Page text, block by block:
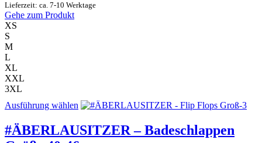
auf
Lieferzeit: ca. 7-10 Werktage
Gehe zum Produkt
XS
S
M
L
XL
XXL
3XL
Ausführung wählen Dieses
weist
mehrere
#ÄBERLAUSITZER – Badeschlappen